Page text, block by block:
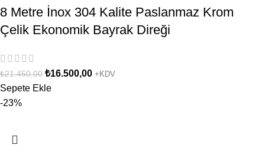
8 Metre İnox 304 Kalite Paslanmaz Krom
Çelik Ekonomik Bayrak Direği
₺21.450,00 ₺16.500,00 +KDV
Sepete Ekle
-23%